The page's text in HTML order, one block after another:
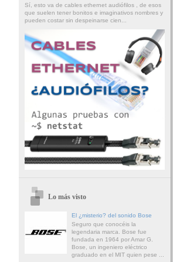
Sí, esto va de cables ethernet audiófilos , de esos
que suelen tener bonitos e imaginativos nombres y
pueden costar sin despeinarse cien...
Lo más visto
El ¿misterio? del sonido Bose
Seguro que conocéis la
legendaria marca. Bose fue
fundada en 1964 por Amar G.
Bose, un ingeniero eléctrico
graduado en el MIT quien pese ...